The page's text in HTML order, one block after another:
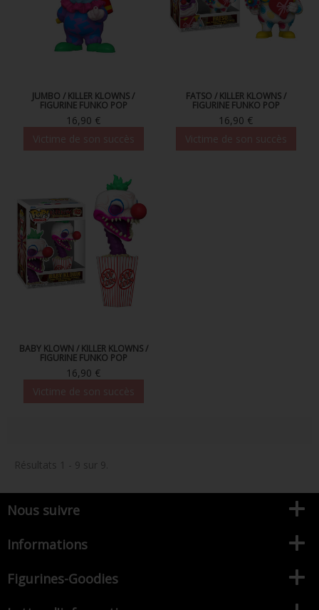
JUMBO / KILLER KLOWNS /
FIGURINE FUNKO POP
16,90 €
FATSO / KILLER KLOWNS /
FIGURINE FUNKO POP
16,90 €
BABY KLOWN / KILLER KLOWNS /
FIGURINE FUNKO POP
16,90 €
Résultats 1 - 9 sur 9.
Nous suivre
Informations
Figurines-Goodies